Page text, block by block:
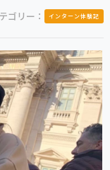
ゴリー： インターン体験記